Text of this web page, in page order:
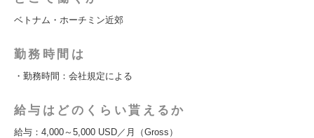
ベトナム・ホーチミン近郊
勤務時間は
・勤務時間：会社規定による
給与はどのくらい貰えるか
給与：4,000～5,000 USD／月（Gross）